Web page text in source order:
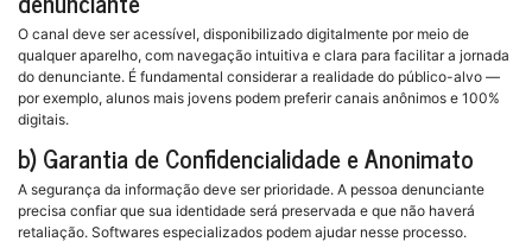
O canal deve ser acessível, disponibilizado digitalmente por meio de
qualquer aparelho, com navegação intuitiva e clara para facilitar a jornada
do denunciante. É fundamental considerar a realidade do público-alvo —
por exemplo, alunos mais jovens podem preferir canais anônimos e 100%
digitais.
b) Garantia de Confidencialidade e Anonimato
A segurança da informação deve ser prioridade. A pessoa denunciante
precisa confiar que sua identidade será preservada e que não haverá
retaliação. Softwares especializados podem ajudar nesse processo.